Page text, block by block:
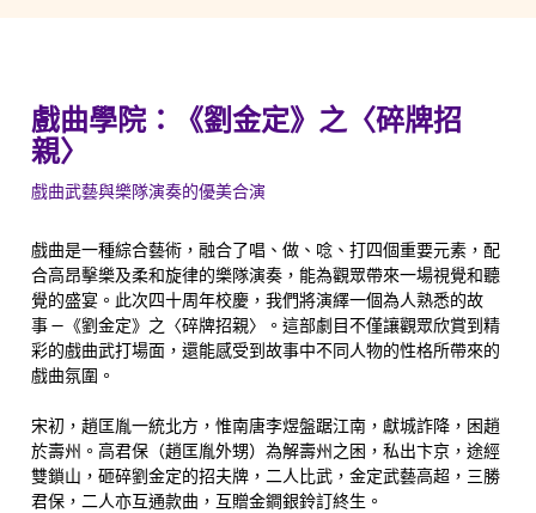
戲曲學院：《劉金定》之〈碎牌招
親〉
戲曲武藝與樂隊演奏的優美合演
戲曲是一種綜合藝術，融合了唱、做、唸、打四個重要元素，配
合高昂擊樂及柔和旋律的樂隊演奏，能為觀眾帶來一場視覺和聽
覺的盛宴。此次四十周年校慶，我們將演繹一個為人熟悉的故
事 —《劉金定》之〈碎牌招親〉。這部劇目不僅讓觀眾欣賞到精
彩的戲曲武打場面，還能感受到故事中不同人物的性格所帶來的
戲曲氛圍。
宋初，趙匡胤一統北方，惟南唐李煜盤踞江南，獻城詐降，困趙
於壽州。高君保（趙匡胤外甥）為解壽州之困，私出卞京，途經
雙鎖山，砸碎劉金定的招夫牌，二人比武，金定武藝高超，三勝
君保，二人亦互通款曲，互贈金鐧銀鈴訂終生。